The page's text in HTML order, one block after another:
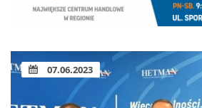
07.06.2023